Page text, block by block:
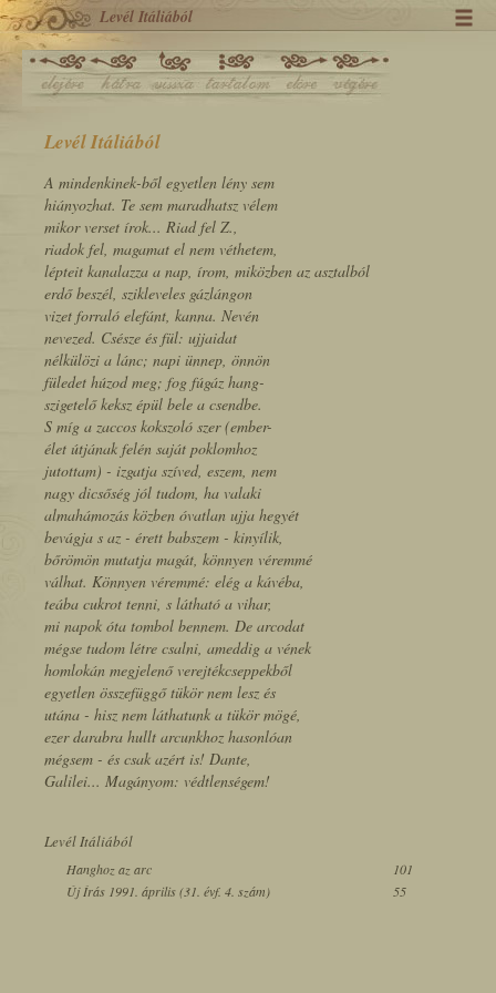
Levél Itáliából
Levél Itáliából
A mindenkinek-ből egyetlen lény sem
hiányozhat. Te sem maradhatsz vélem
mikor verset írok... Riad fel Z.,
riadok fel, magamat el nem véthetem,
lépteit kanalazza a nap, írom, miközben az asztalból
erdő beszél, szikleveles gázlángon
vizet forraló elefánt, kanna. Nevén
nevezed. Csésze és fül: ujjaidat
nélkülözi a lánc; napi ünnep, önnön
füledet húzod meg; fog fúgáz hang-
szigetelő keksz épül bele a csendbe.
S míg a zaccos kokszoló szer (ember-
élet útjának felén saját poklomhoz
jutottam) - izgatja szíved, eszem, nem
nagy dicsőség jól tudom, ha valaki
almahámozás közben óvatlan ujja hegyét
bevágja s az - érett babszem - kinyílik,
bőrömön mutatja magát, könnyen véremmé
válhat. Könnyen véremmé: elég a kávéba,
teába cukrot tenni, s látható a vihar,
mi napok óta tombol bennem. De arcodat
mégse tudom létre csalni, ameddig a vének
homlokán megjelenő verejtékcseppekből
egyetlen összefüggő tükör nem lesz és
utána - hisz nem láthatunk a tükör mögé,
ezer darabra hullt arcunkhoz hasonlóan
mégsem - és csak azért is! Dante,
Galilei... Magányom: védtlenségem!
Levél Itáliából
Hanghoz az arc
101
Új Írás 1991. április (31. évf. 4. szám)
55